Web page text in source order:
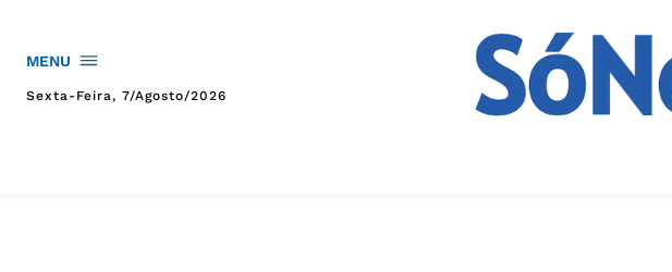
MENU
Sexta-Feira, 7/agosto/2026